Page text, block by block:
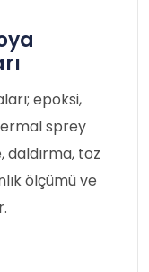
epoksi,
sprey
daldırma, toz
ölçümü ve